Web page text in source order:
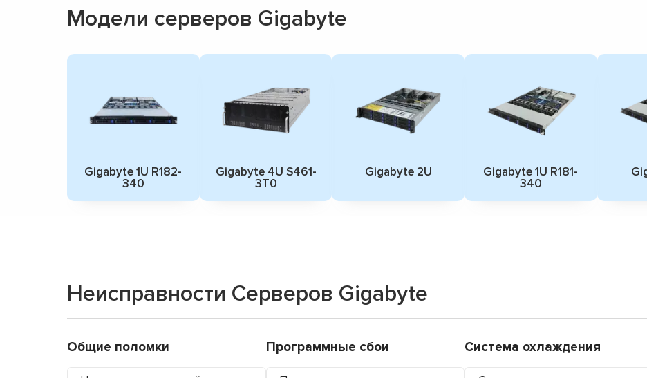
Модели серверов Gigabyte
Gigabyte 1U R182-
340
Gigabyte 4U S461-
3T0
Gigabyte 2U
Gigabyte 1U R181-
340
Неисправности Серверов Gigabyte
Общие поломки Программные сбои Система охлаждения